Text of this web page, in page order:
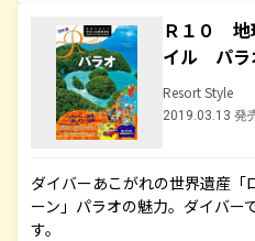
Ｒ１０ 地
イル パラ
Resort Style
2019.03.13 発
ダイバーあこがれの世界遺産「
ーン」パラオの魅力。ダイバー
す。